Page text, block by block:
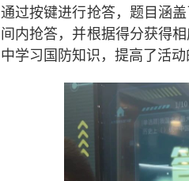
通过按键进行抢答，题目涵
间内抢答，并根据得分获得
中学习国防知识，提高了活动